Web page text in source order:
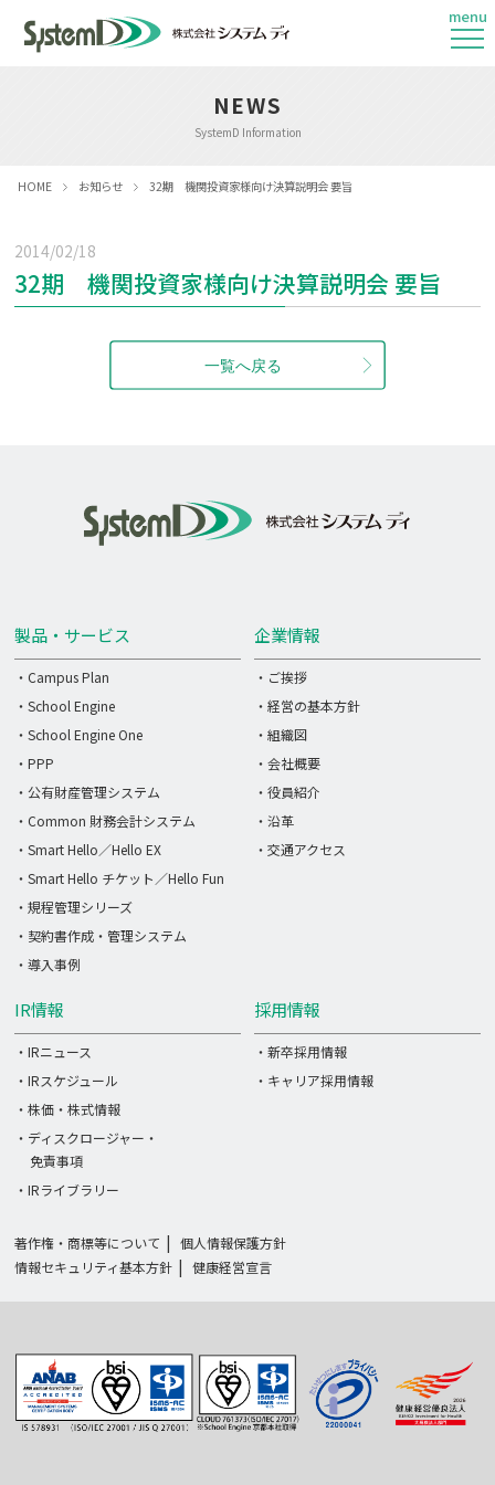
menu
NEWS
SystemD Information
HOME お知らせ 32期 機関投資家様向け決算説明会 要旨
2014/02/18
32期 機関投資家様向け決算説明会 要旨
製品・サービス
・Campus Plan
・School Engine
・School Engine One
・PPP
・公有財産管理システム
・Common 財務会計システム
・Smart Hello／Hello EX
・Smart Hello チケット／Hello Fun
・規程管理シリーズ
・契約書作成・管理システム
・導入事例
IR情報
・IRニュース
・IRスケジュール
・株価・株式情報
・ディスクロージャー・
免責事項
・IRライブラリー
採用情報
・新卒採用情報
・キャリア採用情報
企業情報
・ご挨拶
・経営の基本方針
・組織図
・会社概要
・役員紹介
・沿革
・交通アクセス
著作権・商標等について
個人情報保護方針
情報セキュリティ基本方針
健康経営宣言